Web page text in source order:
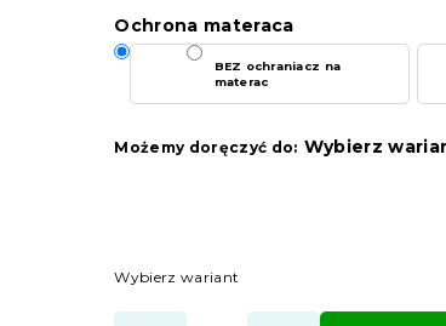
Wybierz wariant
Ochrona materaca
BEZ ochraniacz na
materac
Możemy doręczyć do: Wybierz